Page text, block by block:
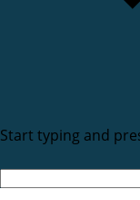
Start typing and